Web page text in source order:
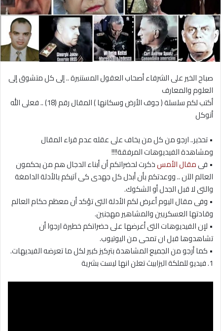
صباح الخير على الشرفاء أصحاب العقول المستنيرة .. إلى كل متشوق إلى
العلوم والمعارف
أكتب لكم سلسلة ( جوف الأرض وسكانها ) المقال رقم (18) .. فعلى الله
أتوكل
• تحذير.. ارجو من كل من يخاف على عقله عدم قراء المقال
ومشاهدة الفيديوهات المرفقة!!!!
• فىمقال الأمسذكرت لحضراتكم أن أبناء الدجال هم من يحكمون
العالم الآن .. ووعدتكم بأن أبذل كل جهدى كى آتيكم بالأدلة الدامغة
والتى لا قبل الجدل أو الشكوك.
• وفى مقال اليوم أعرض لكم الأدلة التى تؤكد أن معظم حكام العالم
وقادتها العسكريين والمشاهير مهجنين.
• لإن الفيديوهات التى أعرضها على حضراتكم خطيرة ارجوا أن
تشاهدوها قبل ان تمحى من اليوتيوب.
• كما أرجو من الجميع المشاهدة بتركيز كبير لكل ما تعرضه الفيديهات.
1. فيديو للملكة اليزابيث تعلن انها ليست بشرية